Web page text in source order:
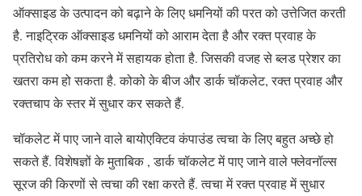
ऑक्साइड के उत्पादन को बढ़ाने के लिए धमनियों की परत को उत्तेजित करती
है. नाइट्रिक ऑक्साइड धमनियों को आराम देता है और रक्त प्रवाह के
प्रतिरोध को कम करने में सहायक होता है. जिसकी वजह से ब्लड प्रेशर का
खतरा कम हो सकता है. कोको के बीज और डार्क चॉकलेट, रक्त प्रवाह और
रक्तचाप के स्तर में सुधार कर सकते हैं.
चॉकलेट में पाए जाने वाले बायोएक्टिव कंपाउंड त्वचा के लिए बहुत अच्छे हो
सकते हैं. विशेषज्ञों के मुताबिक , डार्क चॉकलेट में पाए जाने वाले फ्लेवनॉल्स
सूरज की किरणों से त्वचा की रक्षा करते हैं. त्वचा में रक्त प्रवाह में सुधार